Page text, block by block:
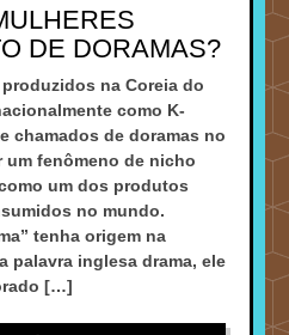
DE DORAMAS?
na Coreia do
como K-
chamados de doramas no
um fenômeno de nicho
um dos produtos
no mundo.
tenha origem na
palavra inglesa drama, ele
[…]